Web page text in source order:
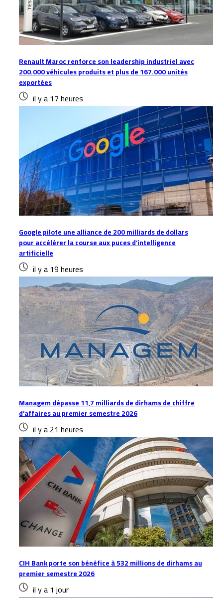
Renault Maroc renforce son leadership industriel avec
200.000 véhicules produits et plus de 167.000 unités
exportées
il y a 17 heures
Google pilote une alliance de 200 milliards de dollars
pour accélérer la course aux puces d’intelligence
artificielle
il y a 19 heures
Managem dépasse 11,7 milliards de dirhams de chiffre
d’affaires au premier semestre 2026
il y a 21 heures
CIH Bank porte son bénéfice à 532 millions de dirhams au
premier semestre 2026
il y a 1 jour